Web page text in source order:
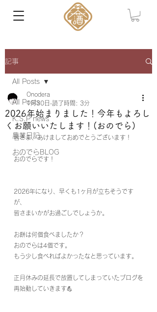
記事
All Posts
K.S.P news
農業日記
おのでらBLOG
All Posts
2026年始まりました！今年もよろし
くお願いいたします！(おのでら)
Onodera
1月30日 読了時間: 3分
皆さま、あけましておめでとうございます！
おのでらです！
2026年になり、早くも1ヶ月が立ちそうです
が、
皆さまいかがお過ごしでしょうか。
お餅は何個食べましたか？
おのでらは4個です。
もう少し食べればよかったなと思っています。
正月休みの延長で放置してしまっていたブログを
再始動していきます💪